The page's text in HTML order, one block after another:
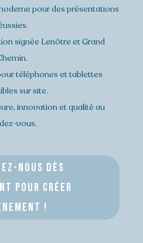
pour des présentations
signée Lenôtre et Grand
téléphones et tablettes
sur site.
innovation et qualité au
vous.
NOUS Dès
POUR CRéer
!